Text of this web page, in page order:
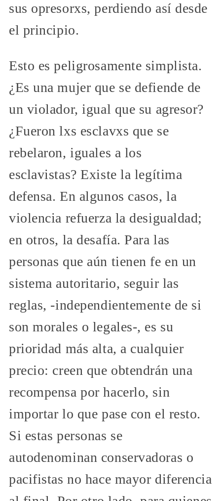
sus opresorxs, perdiendo así desde
el principio.
Esto es peligrosamente simplista.
¿Es una mujer que se defiende de
un violador, igual que su agresor?
¿Fueron lxs esclavxs que se
rebelaron, iguales a los
esclavistas? Existe la legítima
defensa. En algunos casos, la
violencia refuerza la desigualdad;
en otros, la desafía. Para las
personas que aún tienen fe en un
sistema autoritario, seguir las
reglas, -independientemente de si
son morales o legales-, es su
prioridad más alta, a cualquier
precio: creen que obtendrán una
recompensa por hacerlo, sin
importar lo que pase con el resto.
Si estas personas se
autodenominan conservadoras o
pacifistas no hace mayor diferencia